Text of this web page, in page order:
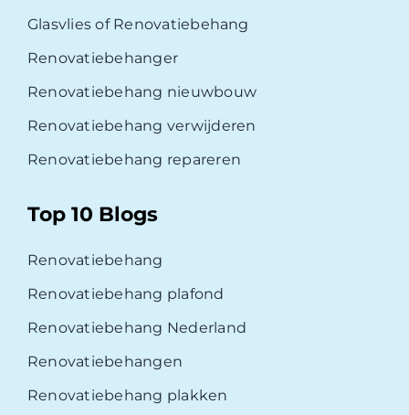
Glasvlies of Renovatiebehang
Renovatiebehanger
Renovatiebehang nieuwbouw
Renovatiebehang verwijderen
Renovatiebehang repareren
Top 10 Blogs
Renovatiebehang
Renovatiebehang plafond
Renovatiebehang Nederland
Renovatiebehangen
Renovatiebehang plakken